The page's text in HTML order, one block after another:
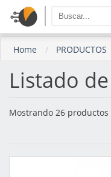
Home PRODUCTOS
Listado
Mostrando 26 productos